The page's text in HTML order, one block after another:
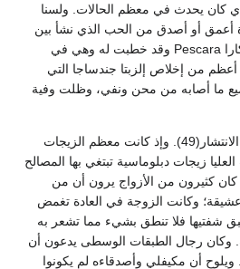
كان يحدث في معظم الحالات. ولسنا
أعمق أو أصدق من الحب الذي نشأ بين
فيكتوريا كولنا والمركيز بيسكارا Pescara وقد خطبت له وهي في
أعظم من إخلاص إلزبتا جندساجا التي
ما أصابه من محن ونفي، وظلت وفية
ومع هذا فإن الزنا كان واسع الانتشار(49). وإذ كانت معظم الزيجات
زيجات دبلوماسية تبتغي بها المصالح
كان كثيرون من الأزواج يرون أن من
وكانت الزوجة في العادة تغمض
شفتيها فلا تنطق بشيء مما تشعر به
وكان رجال الطبقات الوسطى يدعون أن
أن مكيفلي وأصدقاءه لم يكونوا